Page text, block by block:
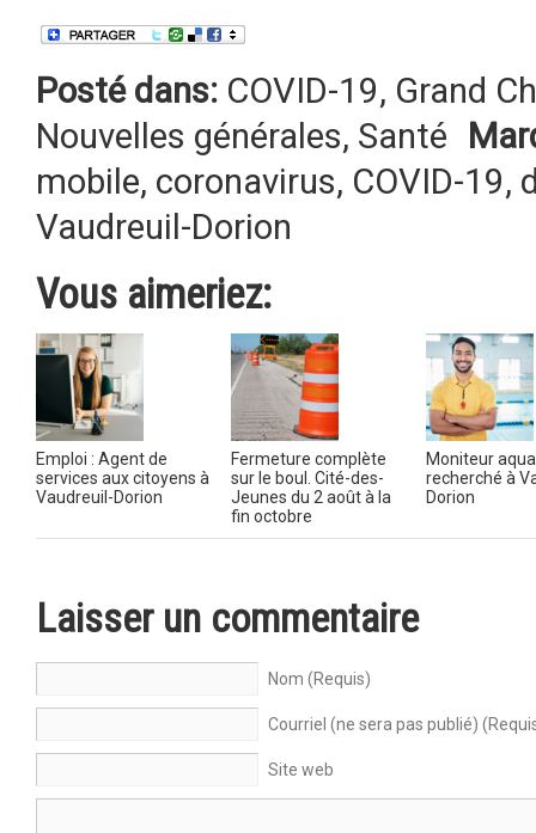
Posté dans: COVID-19, Grand
Nouvelles générales, Santé
mobile, coronavirus, COVID-19,
Vaudreuil-Dorion
Vous aimeriez:
Emploi : Agent de
services aux citoyens à
Vaudreuil-Dorion
Fermeture complète
sur le boul. Cité-des-
Jeunes du 2 août à la
fin octobre
Moniteur
recherché à
Dorion
Laisser un commentaire
Nom (Requis)
Courriel (ne sera pas publié)
Site web